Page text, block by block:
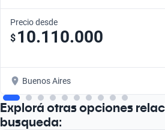
Precio desde
$ 10.110.000
Buenos Aires
Explorá otras opciones
busqueda: